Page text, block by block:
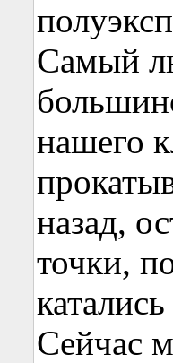
Самый
нашего
назад,
точки,
Сейчас